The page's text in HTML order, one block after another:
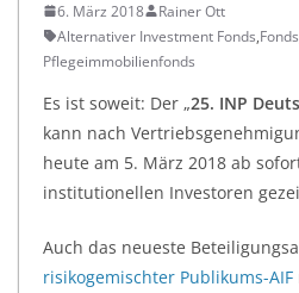
6. März 2018
Rainer Ott
Alternativer Investment Fonds,Fonds
Pflegeimmobilienfonds
Es ist soweit: Der „25. INP
kann nach
heute am 5. März 2018 ab
institutionellen Investoren
Auch das neueste
risikogemischter Publikums-AIF